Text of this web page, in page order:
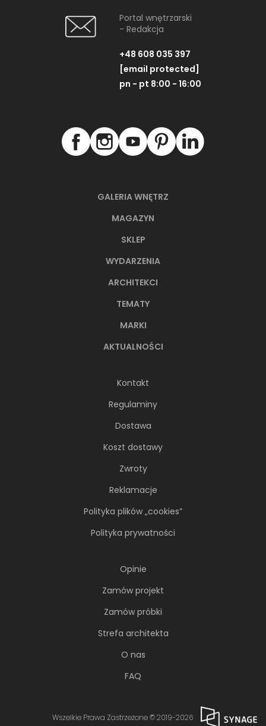
GALERIA WNĘTRZ
MAGAZYN
SKLEP
WYDARZENIA
ARCHITEKCI
TEMATY
MARKI
AKTUALNOŚCI
Kontakt
Regulaminy
Dostawa
Koszt dostawy
Zwroty
Reklamacje
Polityka plików „cookies”
Polityka prywatności
Opinie
Zamów projekt
Zamów próbki
Strefa architekta
O nas
FAQ
Portal wnętrzarski
- Redakcja
+48 608 035 397
[email protected]
pn - pt 8:00 - 16:00
Wszelkie Prawa Zastrzeżone © 2019-2026